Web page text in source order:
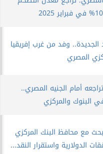
الجديدة.. وفد من غرب إفريقيا
المصري
أمام الجنيه المصري..
البنوك والمركزي
مع محافظ البنك المركزي
الدولارية واستقرار النقد...